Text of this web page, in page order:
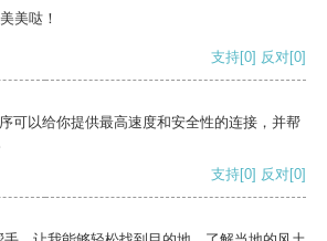
美哒！
支持[0] 反对[0]
可以给你提供最高速度和安全性的连接，并帮
支持[0] 反对[0]